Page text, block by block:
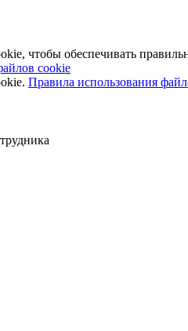
чтобы обеспечивать
cookie
Правила использования